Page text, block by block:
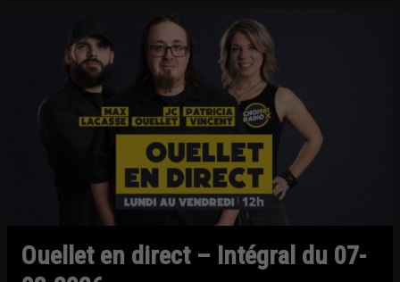
Ouellet en direct – Intégral du 07-